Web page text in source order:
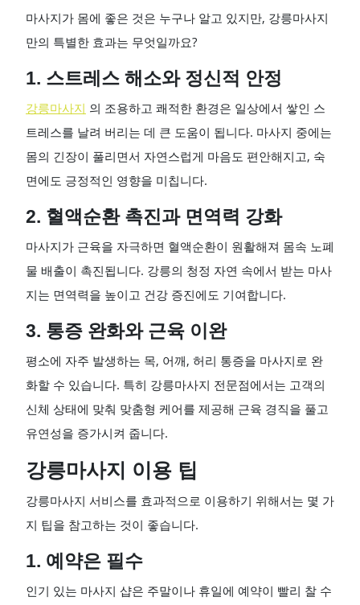
마사지가 몸에 좋은 것은 누구나 알고 있지만, 강릉마사지
만의 특별한 효과는 무엇일까요?
1. 스트레스 해소와 정신적 안정
강릉마사지 의 조용하고 쾌적한 환경은 일상에서 쌓인 스
트레스를 날려 버리는 데 큰 도움이 됩니다. 마사지 중에는
몸의 긴장이 풀리면서 자연스럽게 마음도 편안해지고, 숙
면에도 긍정적인 영향을 미칩니다.
2. 혈액순환 촉진과 면역력 강화
마사지가 근육을 자극하면 혈액순환이 원활해져 몸속 노폐
물 배출이 촉진됩니다. 강릉의 청정 자연 속에서 받는 마사
지는 면역력을 높이고 건강 증진에도 기여합니다.
3. 통증 완화와 근육 이완
평소에 자주 발생하는 목, 어깨, 허리 통증을 마사지로 완
화할 수 있습니다. 특히 강릉마사지 전문점에서는 고객의
신체 상태에 맞춰 맞춤형 케어를 제공해 근육 경직을 풀고
유연성을 증가시켜 줍니다.
강릉마사지 이용 팁
강릉마사지 서비스를 효과적으로 이용하기 위해서는 몇 가
지 팁을 참고하는 것이 좋습니다.
1. 예약은 필수
인기 있는 마사지 샵은 주말이나 휴일에 예약이 빨리 찰 수